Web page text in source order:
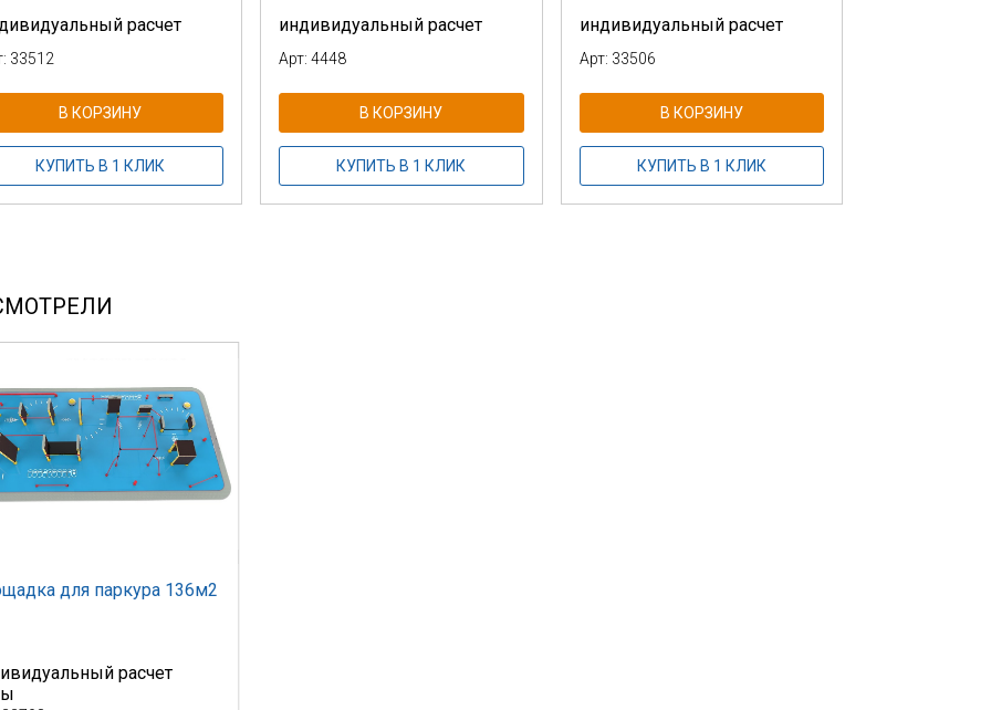
расчет
33512
В КОРЗИНУ
КУПИТЬ В 1 КЛИК
индивидуальный расчет
Арт: 4448
В КОРЗИНУ
КУПИТЬ В 1 КЛИК
индивидуальный расчет
Арт: 33506
В КОРЗИНУ
КУПИТЬ В 1 КЛИК
для паркура 136м2
расчет